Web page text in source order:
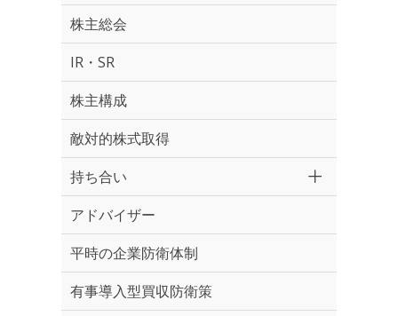
株主総会
IR・SR
株主構成
敵対的株式取得
持ち合い
アドバイザー
平時の企業防衛体制
有事導入型買収防衛策